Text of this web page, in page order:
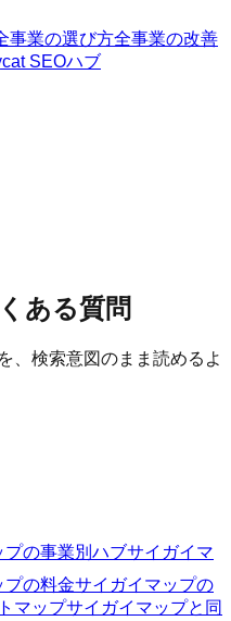
事業の選び方全事業の改善
SEOハブ
ある質問
、検索意図のまま読めるよ
プの事業別ハブサイガイマ
プの料金サイガイマップの
マップサイガイマップと同